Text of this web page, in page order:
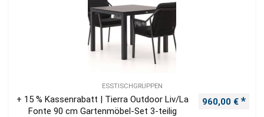
ESSTISCHGRUPPEN
+ 15 % Kassenrabatt | Tierra Outdoor Liv/La
Fonte 90 cm Gartenmöbel-Set 3-teilig
960,00 €